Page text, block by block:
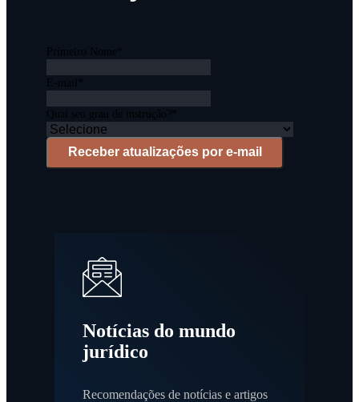
Primeiro Nome *
E-mail *
Qual seu grau de instrução? *
Notícias do mundo
jurídico
Recomendações de notícias e artigos